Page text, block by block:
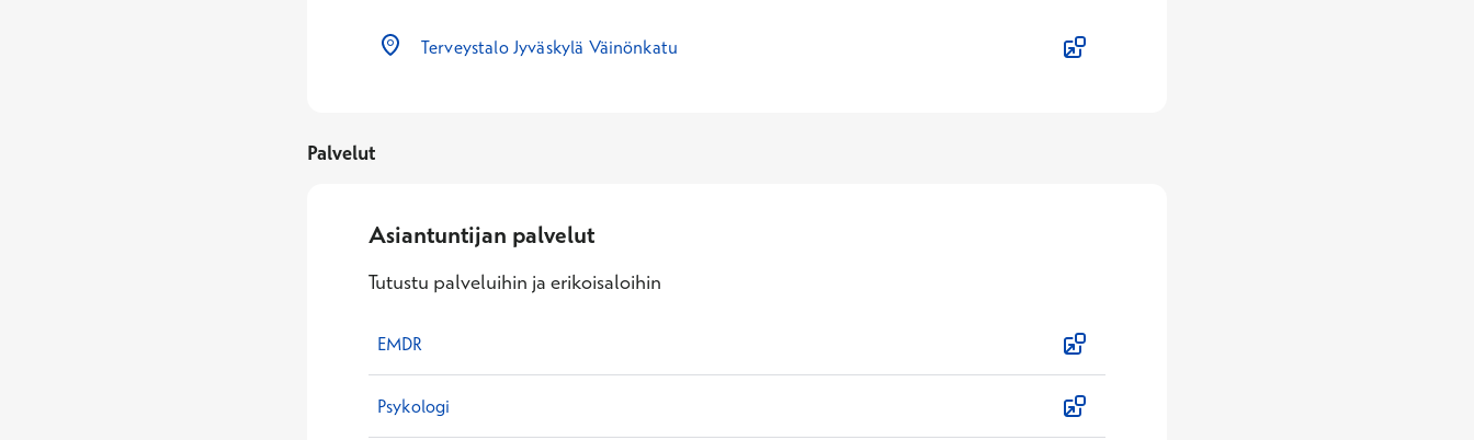
Terveystalo Jyväskylä Väinönkatu
Palvelut
Asiantuntijan palvelut
Tutustu palveluihin ja erikoisaloihin
EMDR
Psykologi